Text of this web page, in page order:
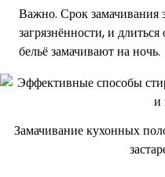
Важно. Срок замачивания
загрязнённости, и
бельё замачивают на ночь.
Замачивание кухонных